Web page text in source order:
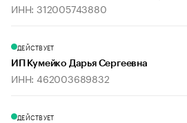
ИНН: 312005743880
ДЕЙСТВУЕТ
ИП Кумейко Дарья Сергеевна
ИНН: 462003689832
ДЕЙСТВУЕТ